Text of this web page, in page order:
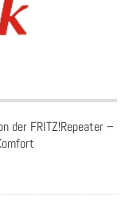
der FRITZ!Repeater –